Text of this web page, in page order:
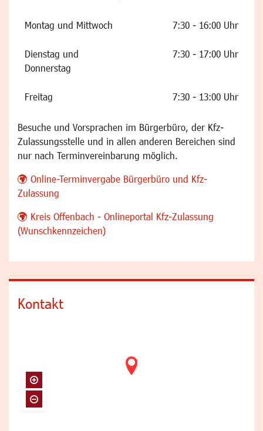
Montag und Mittwoch 7:30 - 16:00 Uhr
Dienstag und
Donnerstag
7:30 - 17:00 Uhr
Freitag 7:30 - 13:00 Uhr
Besuche und Vorsprachen im Bürgerbüro, der Kfz-
Zulassungsstelle und in allen anderen Bereichen sind
nur nach Terminvereinbarung möglich.
Online-Terminvergabe Bürgerbüro und Kfz-
Zulassung
Kreis Offenbach - Onlineportal Kfz-Zulassung
(Wunschkennzeichen)
Kontakt